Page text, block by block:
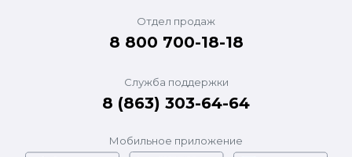
Мобильное приложение
Отдел продаж
8 800 700-18-18
Служба поддержки
8 (863) 303-64-64